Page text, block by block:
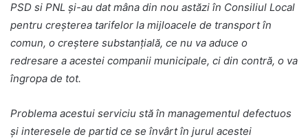
PSD si PNL și-au dat mâna din nou astăzi în Consiliul Local
pentru creșterea tarifelor la mijloacele de transport în
comun, o creștere substanțială, ce nu va aduce o
redresare a acestei companii municipale, ci din contră, o va
îngropa de tot.
Problema acestui serviciu stă în managementul defectuos
și interesele de partid ce se învârt în jurul acestei